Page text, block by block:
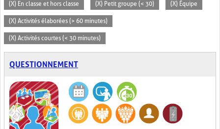
(X) En classe et hors classe (X) Petit groupe (< 30) (X) Équipe
(X) Activités élaborées (> 60 minutes)
(X) Activités courtes (< 30 minutes)
QUESTIONNEMENT